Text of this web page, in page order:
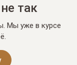
так
Мы уже в курсе